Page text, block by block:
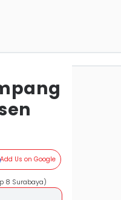
Add Us on Google
8 Surabaya)